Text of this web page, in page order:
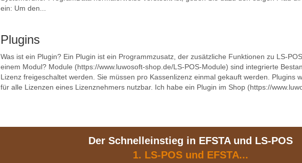
ein: Um den...
Plugins
Was ist ein Plugin? Ein Plugin ist ein Programmzusatz, der zusätzliche Funktionen zu LS-
einem Modul? Module (https://www.luwosoft-shop.de/LS-POS-Module) sind integrierte
Lizenz freigeschaltet werden. Sie müssen pro Kassenlizenz einmal gekauft werden. Plugins
für alle Lizenzen eines Lizenznehmers nutzbar. Ich habe ein Plugin im Shop (https://
Der Schnelleinstieg in EFSTA und LS-POS
1. LS-POS und EFSTA...